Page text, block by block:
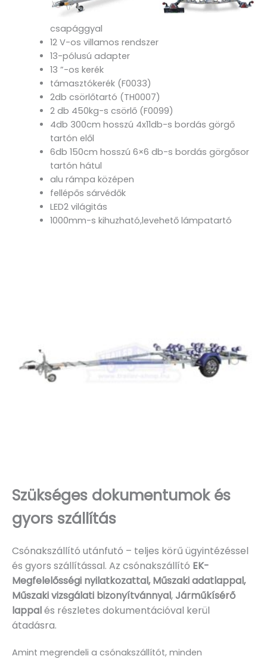
csapággyal
12 V-os villamos rendszer
13-pólusú adapter
13 ”-os kerék
támasztókerék (F0033)
2db csörlőtartó (TH0007)
2 db 450kg-s csörlő (F0099)
4db 300cm hosszú 4x11db-s bordás görgő
tartón elől
6db 150cm hosszú 6×6 db-s bordás görgősor
tartón hátul
alu rámpa középen
fellépős sárvédők
LED2 világitás
1000mm-s kihuzható,levehető lámpatartó
Szükséges dokumentumok és
gyors szállítás
Csónakszállító utánfutó – teljes körű ügyintézéssel
és gyors szállítással. Az csónakszállító EK-
Megfelelősségi nyilatkozattal, Műszaki adatlappal,
Műszaki vizsgálati bizonyítvánnyal,Járműkísérő
lappalés részletes dokumentációval kerül
átadásra.
Amint megrendeli a csónakszállítót, minden